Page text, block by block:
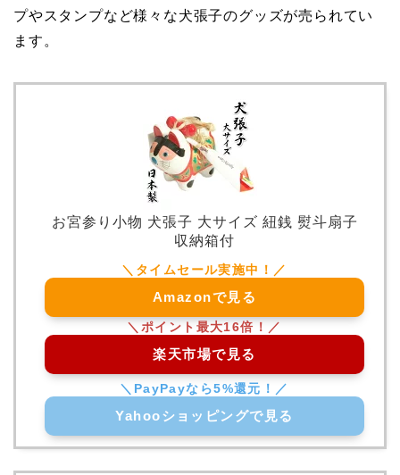
プやスタンプなど様々な犬張子のグッズが売られてい
ます。
お宮参り小物 犬張子 大サイズ 紐銭 熨斗扇子
収納箱付
Amazonで見る
楽天市場で見る
Yahooショッピングで見る